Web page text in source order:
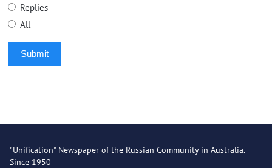
Replies
All
Submit
"Unification" Newspaper of the Russian Community in Australia.
Since 1950